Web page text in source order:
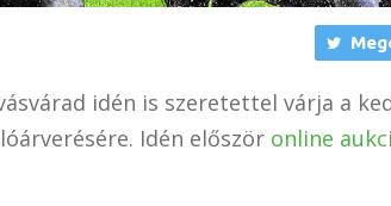
idén is szeretettel várja a
Idén először online